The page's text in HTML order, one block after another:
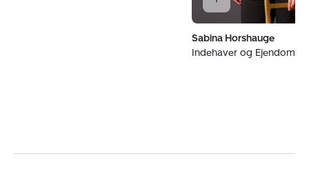
Sabina Horshauge
Indehaver og